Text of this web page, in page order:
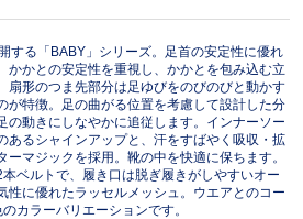
する「BABY」シリーズ。足首の安定性に優れ
かかとの安定性を重視し、かかとを包み込む立
扇形のつま先部分は足ゆびをのびのびと動かす
が特徴。足の曲がる位置を考慮して設計した分
の動きにしなやかに追従します。インナーソー
あるシャインアップと、汗をすばやく吸収・拡
マジックを採用。靴の中を快適に保ちます。
ベルトで、履き口は脱ぎ履きがしやすいオー
性に優れたラッセルメッシュ。ウエアとのコー
カラーバリエーションです。